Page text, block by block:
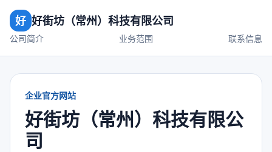
好 好街坊（常州）科技有限公司
公司简介 业务范围 联系信息
企业官方网站
好街坊（常州）科技有限公
司